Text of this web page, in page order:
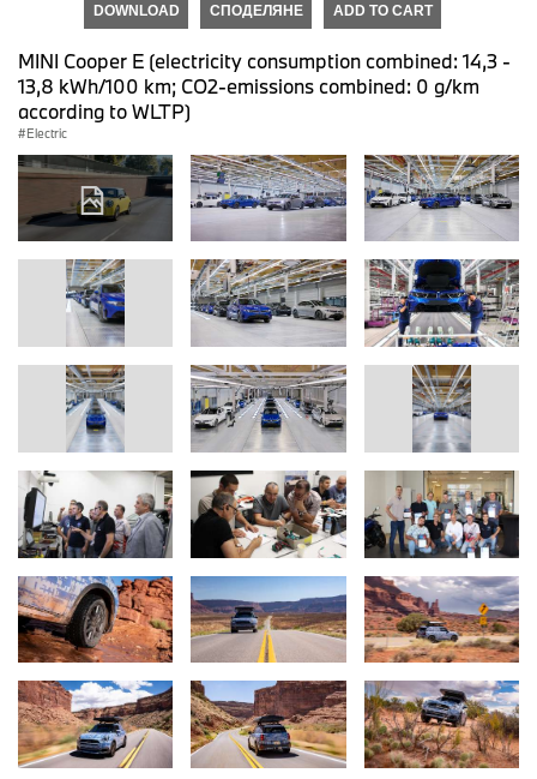
DOWNLOAD СПОДЕЛЯНЕ ADD TO CART
MINI Cooper E (electricity consumption combined: 14,3 -
13,8 kWh/100 km; CO2-emissions combined: 0 g/km
according to WLTP)
Electric